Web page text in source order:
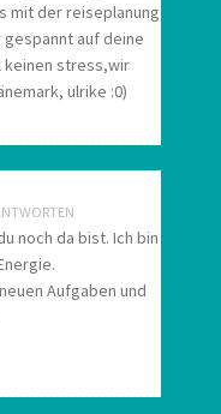
mit der reiseplanung
auf deine
keinen stress,wir
ulrike :0)
noch da bist. Ich bin
Aufgaben und